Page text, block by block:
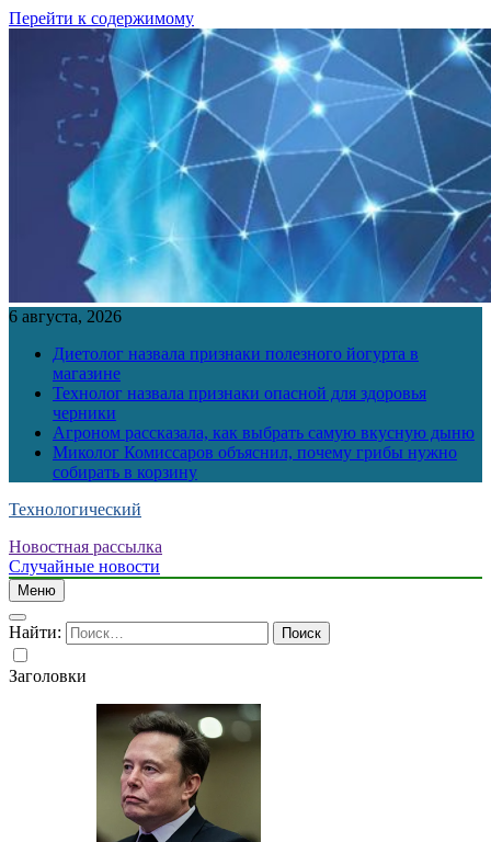
Перейти к содержимому
6 августа, 2026
Диетолог назвала признаки полезного йогурта в
магазине
Технолог назвала признаки опасной для здоровья
черники
Агроном рассказала, как выбрать самую вкусную дыню
Миколог Комиссаров объяснил, почему грибы нужно
собирать в корзину
Технологический
Новостная рассылка
Случайные новости
Меню
Найти:
Заголовки